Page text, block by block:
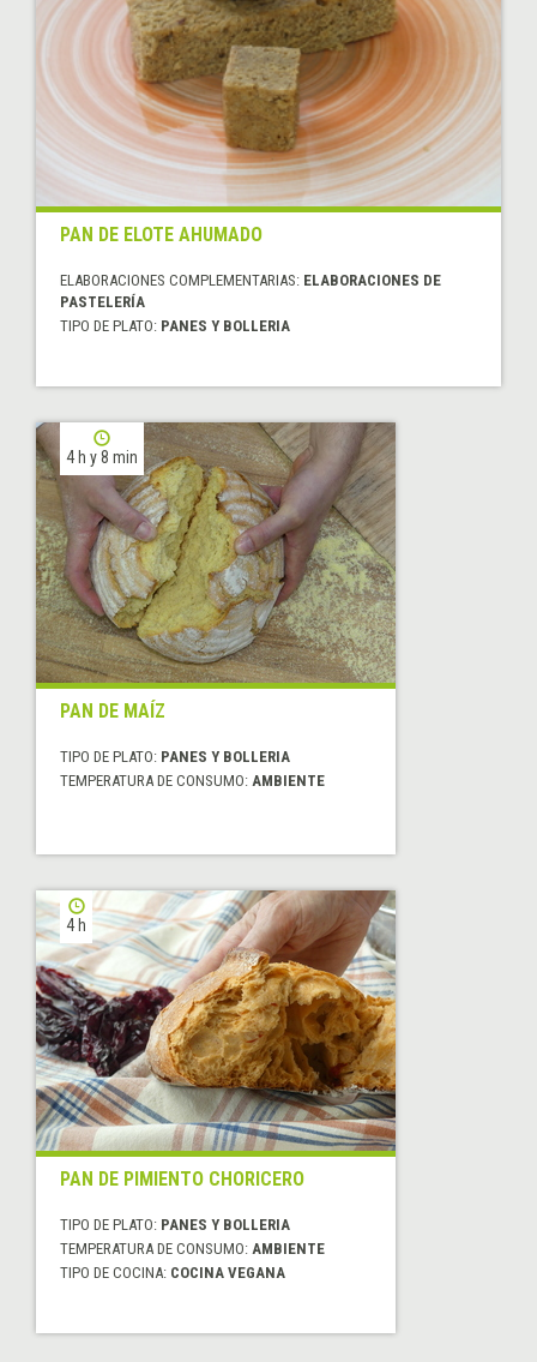
PAN DE ELOTE AHUMADO
ELABORACIONES COMPLEMENTARIAS: ELABORACIONES DE
PASTELERÍA
TIPO DE PLATO: PANES Y BOLLERIA
4 h y 8 min
PAN DE MAÍZ
TIPO DE PLATO: PANES Y BOLLERIA
TEMPERATURA DE CONSUMO: AMBIENTE
4 h
PAN DE PIMIENTO CHORICERO
TIPO DE PLATO: PANES Y BOLLERIA
TEMPERATURA DE CONSUMO: AMBIENTE
TIPO DE COCINA: COCINA VEGANA